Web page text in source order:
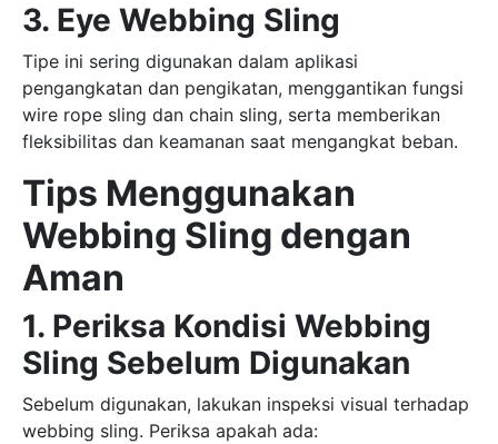
3. Eye Webbing Sling
Tipe ini sering digunakan dalam aplikasi
pengangkatan dan pengikatan, menggantikan fungsi
wire rope sling dan chain sling, serta memberikan
fleksibilitas dan keamanan saat mengangkat beban.
Tips Menggunakan
Webbing Sling dengan
Aman
1. Periksa Kondisi Webbing
Sling Sebelum Digunakan
Sebelum digunakan, lakukan inspeksi visual terhadap
webbing sling. Periksa apakah ada: